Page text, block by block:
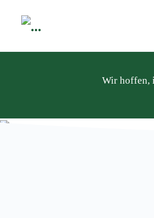
Wir hoffen,